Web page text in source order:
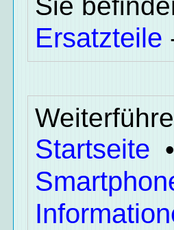
Ersatzteile
Startseite